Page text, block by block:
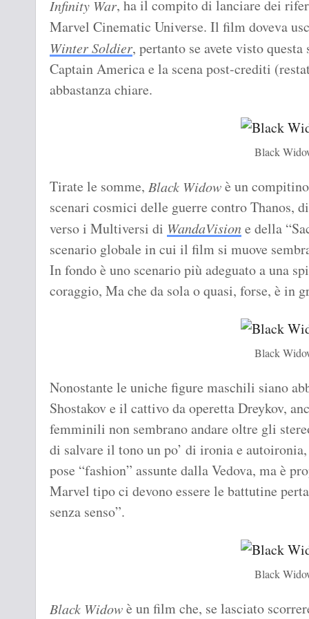
Infinity War, ha il compito di lanciare dei
Marvel Cinematic Universe. Il film doveva
Winter Soldier, pertanto se avete visto
Captain America e la scena post-crediti
abbastanza chiare.
Black
Tirate le somme, Black Widowè un
scenari cosmici delle guerre contro Thanos,
verso i Multiversi di WandaVisione della
scenario globale in cui il film si muove
In fondo è uno scenario più adeguato a una
coraggio, Ma che da sola o quasi, forse, è in
Black
Nonostante le uniche figure maschili siano
Shostakov e il cattivo da operetta Dreykov,
femminili non sembrano andare oltre gli
di salvare il tono un po’ di ironia e
pose “fashion” assunte dalla Vedova, ma è
Marvel tipo ci devono essere le battutine
senza senso”.
Black
Black Widowè un film che, se lasciato